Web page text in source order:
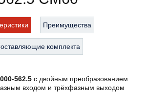
Преимущества
комплекта
562.5с двойным преобразованием
входом и трёхфазным выходом